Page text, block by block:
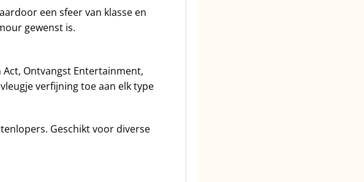
een sfeer van klasse en
gewenst is.
Ontvangst Entertainment,
verfijning toe aan elk type
Geschikt voor diverse